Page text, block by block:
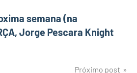
semana (na
Jorge Pescara Knight
Próximo post